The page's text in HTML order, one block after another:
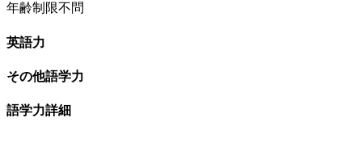
年齢制限不問
英語力
その他語学力
語学力詳細